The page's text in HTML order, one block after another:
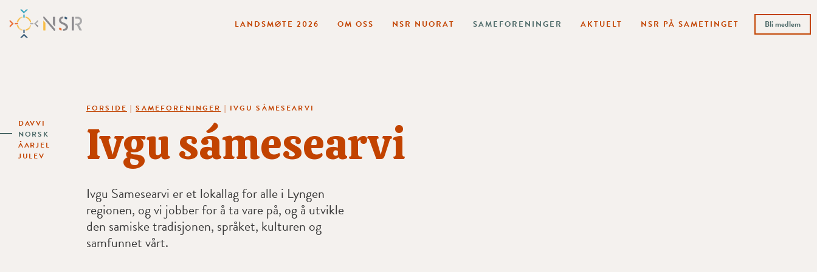
DAVVI
NORSK
ÅARJEL
JULEV
LANDSMØTE 2026 OM OSS NSR NUORAT SAMEFORENINGER AKTUELT NSR PÅ SAMETINGET Bli medlem
FORSIDE |SAMEFORENINGER | IVGU SÁMESEARVI
Ivgu sámesearvi
Ivgu Samesearvi er et lokallag for alle i Lyngen
regionen, og vi jobber for å ta vare på, og å utvikle
den samiske tradisjonen, språket, kulturen og
samfunnet vårt.